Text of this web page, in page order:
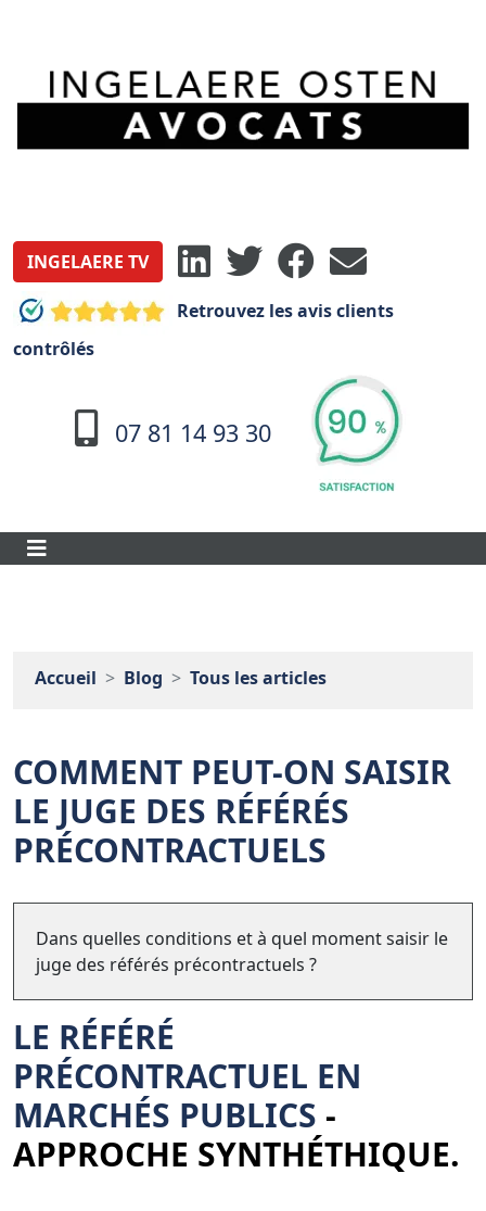
INGELAERE TV
Retrouvez les avis clients
contrôlés
07 81 14 93 30
Accueil Blog Tous les articles
COMMENT PEUT-ON SAISIR
LE JUGE DES RÉFÉRÉS
PRÉCONTRACTUELS
Dans quelles conditions et à quel moment saisir le
juge des référés précontractuels ?
LE RÉFÉRÉ
PRÉCONTRACTUEL EN
MARCHÉS PUBLICS -
APPROCHE SYNTHÉTHIQUE.